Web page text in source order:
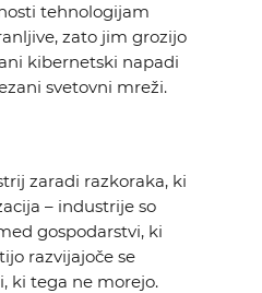
tehnologijam
zato jim grozijo
kibernetski napadi
svetovni mreži.
zaradi razkoraka, ki
– industrije so
gospodarstvi, ki
razvijajoče se
ki tega ne morejo.